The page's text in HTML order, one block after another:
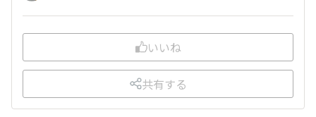
いいね
共有する